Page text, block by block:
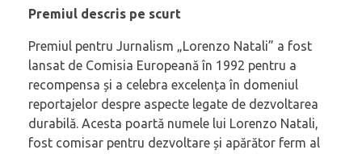
Premiul descris pe scurt
Premiul pentru Jurnalism „Lorenzo Natali” a fost
lansat de Comisia Europeană în 1992 pentru a
recompensa și a celebra excelența în domeniul
reportajelor despre aspecte legate de dezvoltarea
durabilă. Acesta poartă numele lui Lorenzo Natali,
fost comisar pentru dezvoltare și apărător ferm al